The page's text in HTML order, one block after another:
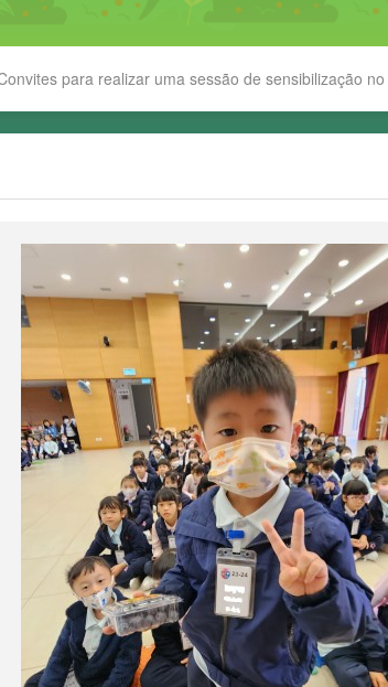
para realizar uma sessão de sensibilização